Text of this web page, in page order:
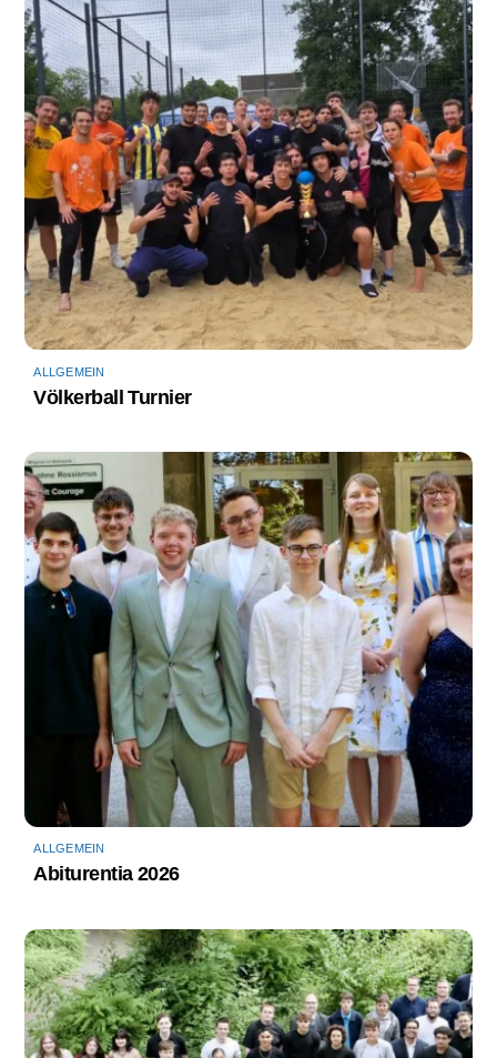
ALLGEMEIN
Völkerball Turnier
ALLGEMEIN
Abiturentia 2026